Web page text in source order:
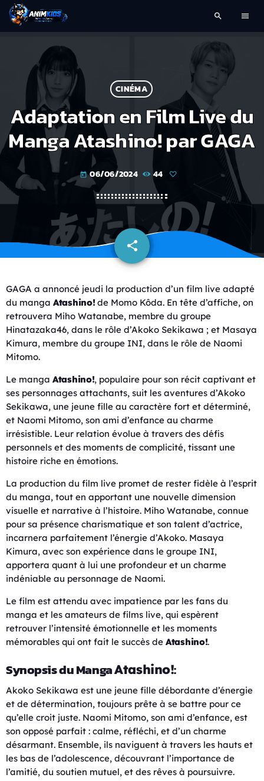
search menu
CINÉMA
Adaptation en Film Live du
Manga Atashino! par GAGA
today 06/06/2024 44
share
email
GAGA a annoncé jeudi la production d’un film live adapté
du manga Atashino! de Momo Kôda. En tête d’affiche, on
retrouvera Miho Watanabe, membre du groupe
Hinatazaka46, dans le rôle d’Akoko Sekikawa ; et Masaya
Kimura, membre du groupe INI, dans le rôle de Naomi
Mitomo.
Le manga Atashino!, populaire pour son récit captivant et
ses personnages attachants, suit les aventures d’Akoko
Sekikawa, une jeune fille au caractère fort et déterminé,
et Naomi Mitomo, son ami d’enfance au charme
irrésistible. Leur relation évolue à travers des défis
personnels et des moments de complicité, tissant une
histoire riche en émotions.
La production du film live promet de rester fidèle à l’esprit
du manga, tout en apportant une nouvelle dimension
visuelle et narrative à l’histoire. Miho Watanabe, connue
pour sa présence charismatique et son talent d’actrice,
incarnera parfaitement l’énergie d’Akoko. Masaya
Kimura, avec son expérience dans le groupe INI,
apportera quant à lui une profondeur et un charme
indéniable au personnage de Naomi.
Le film est attendu avec impatience par les fans du
manga et les amateurs de films live, qui espèrent
retrouver l’intensité émotionnelle et les moments
mémorables qui ont fait le succès de Atashino!.
Synopsis du MangaAtashino!:
Akoko Sekikawa est une jeune fille débordante d’énergie
et de détermination, toujours prête à se battre pour ce
qu’elle croit juste. Naomi Mitomo, son ami d’enfance, est
son opposé parfait : calme, réfléchi, et d’un charme
désarmant. Ensemble, ils naviguent à travers les hauts et
les bas de l’adolescence, découvrant l’importance de
l’amitié, du soutien mutuel, et des rêves à poursuivre.